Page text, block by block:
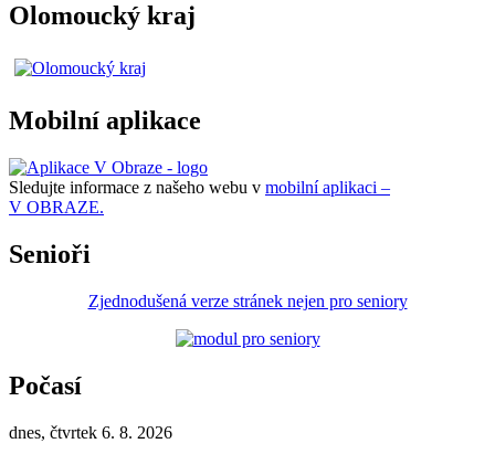
Olomoucký kraj
Mobilní aplikace
Sledujte informace z našeho webu v mobilní aplikaci –
V OBRAZE.
Senioři
Zjednodušená verze stránek nejen pro seniory
Počasí
dnes, čtvrtek 6. 8. 2026